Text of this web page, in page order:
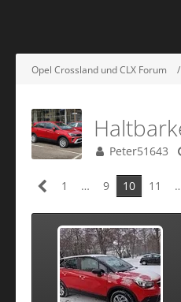
Opel Crossland und CLX Forum
Peter51643
1 … 9 10 11